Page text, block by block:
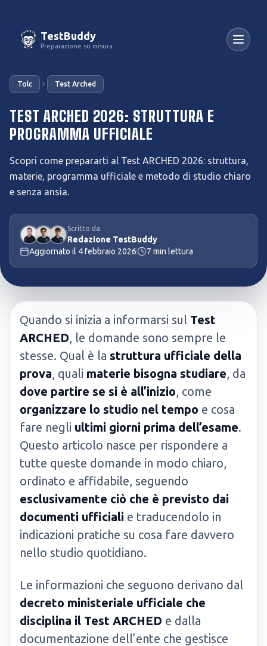
TestBuddy
Preparazione su misura
Tolc Test Arched
TEST ARCHED 2026: STRUTTURA E
PROGRAMMA UFFICIALE
Scopri come prepararti al Test ARCHED 2026: struttura,
materie, programma ufficiale e metodo di studio chiaro
e senza ansia.
Scritto da
Redazione TestBuddy
Aggiornato il 4 febbraio 2026 7 min lettura
Quando si inizia a informarsi sul Test
ARCHED, le domande sono sempre le
stesse. Qual è la struttura ufficiale della
prova, quali materie bisogna studiare, da
dove partire se si è all’inizio, come
organizzare lo studio nel tempo e cosa
fare negli ultimi giorni prima dell’esame.
Questo articolo nasce per rispondere a
tutte queste domande in modo chiaro,
ordinato e affidabile, seguendo
esclusivamente ciò che è previsto dai
documenti ufficiali e traducendolo in
indicazioni pratiche su cosa fare davvero
nello studio quotidiano.
Le informazioni che seguono derivano dal
decreto ministeriale ufficiale che
disciplina il Test ARCHED e dalla
documentazione dell’ente che gestisce